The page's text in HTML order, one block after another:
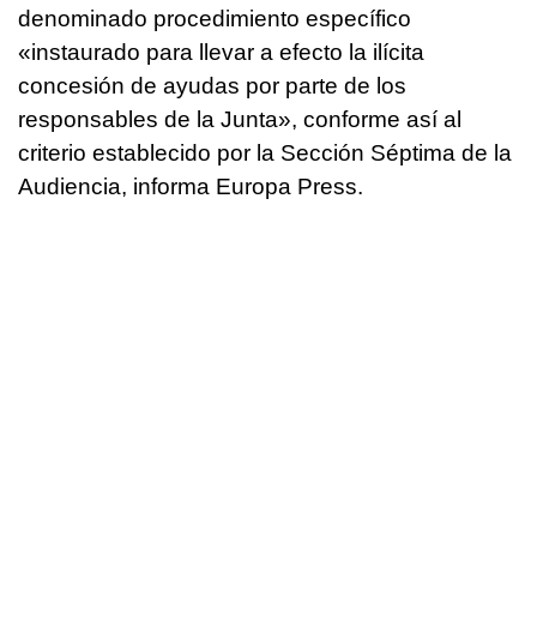
denominado procedimiento específico
«instaurado para llevar a efecto la ilícita
concesión de ayudas por parte de los
responsables de la Junta», conforme así al
criterio establecido por la Sección Séptima de la
Audiencia, informa Europa Press.